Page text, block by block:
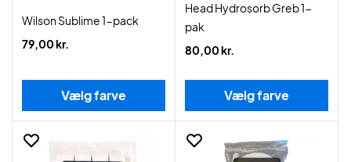
Wilson Sublime 1-pack
79,00 kr.
Vælg farve
Head Hydrosorb Greb 1-
pak
80,00 kr.
Vælg farve